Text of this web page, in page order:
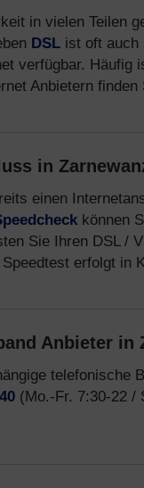
in vielen Teilen
DSL ist oft auch
verfügbar. Häufig
Anbietern finden
in
einen
können
Sie Ihren DSL /
erfolgt in
Anbieter in
telefonische
(Mo.-Fr. 7:30-22 /